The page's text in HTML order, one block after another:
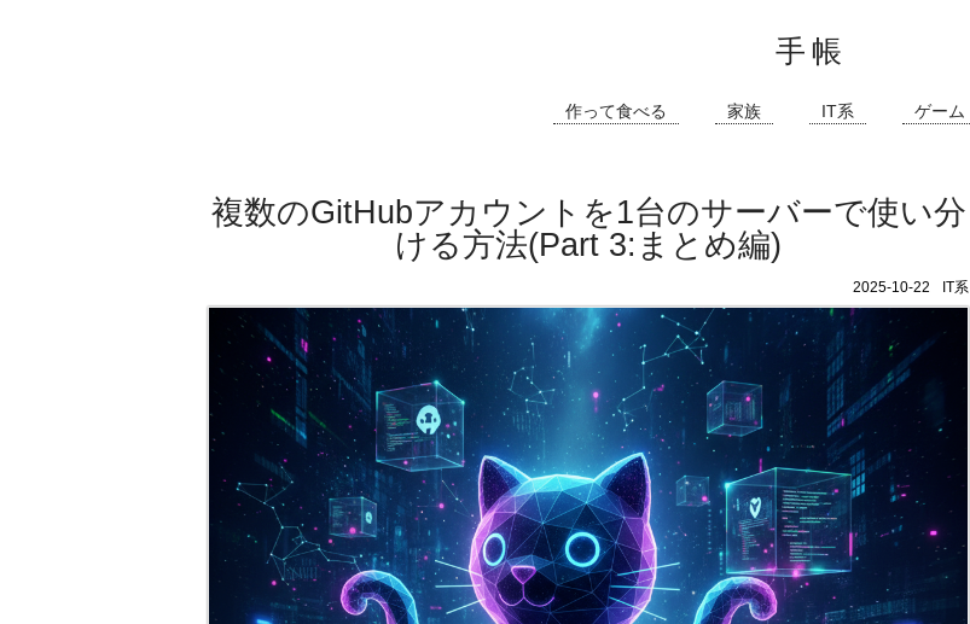
手帳
作って食べる 家族 IT系 ゲーム
複数のGitHubアカウントを1台のサーバーで使い分
ける方法(Part 3:まとめ編)
2025-10-22 IT系